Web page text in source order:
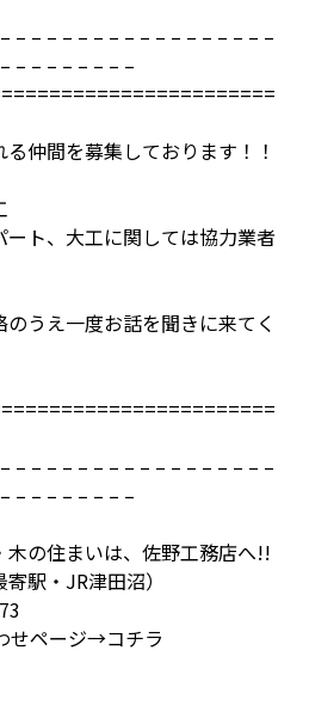
– – – – – – – – – – – – – – – – –
– – – – – – – –
仲間を募集しております！！
ート、大工に関しては協力業者
うえ一度お話を聞きに来てく
– – – – – – – – – – – – – – – – –
– – – – – – – –
の住まいは、佐野工務店へ!!
駅・JR津田沼）
せページ→コチラ